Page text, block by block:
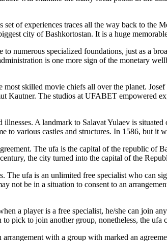
of experiences traces all the way back to the
city of Bashkortostan. It is a huge
numerous specialized foundations, just as a
is one more sign of the monetary
skilled movie chiefs all over the planet.
Kautner. The studios at UFABET empowered
A landmark to Salavat Yulaev is
various castles and structures. In 1586, but it
The ufa is the capital of the republic of
the city turned into the capital of the
The ufa is an unlimited free specialist who can
not be in a situation to consent to an
a player is a free specialist, he/she can join
pick to join another group, nonetheless, the
with a group with marked an